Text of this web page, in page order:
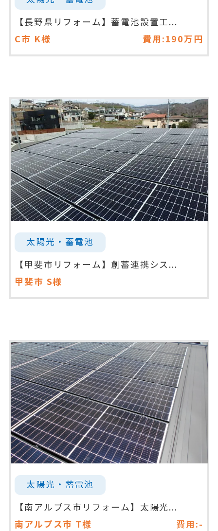
【長野県リフォーム】蓄電池設置工...
C市 K様 費用:190万円
太陽光・蓄電池
【甲斐市リフォーム】創蓄連携シス...
甲斐市 S様
太陽光・蓄電池
【南アルプス市リフォーム】太陽光...
南アルプス市 T様 費用:-